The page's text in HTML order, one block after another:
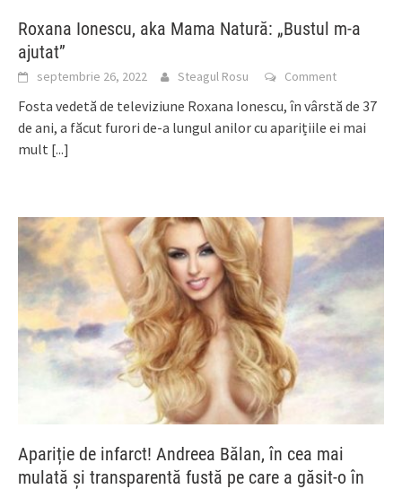
Roxana Ionescu, aka Mama Natură: „Bustul m-a
ajutat”
septembrie 26, 2022 Steagul Rosu Comment
Fosta vedetă de televiziune Roxana Ionescu, în vârstă de 37
de ani, a făcut furori de-a lungul anilor cu aparițiile ei mai
mult [...]
Apariție de infarct! Andreea Bălan, în cea mai
mulată și transparentă fustă pe care a găsit-o în